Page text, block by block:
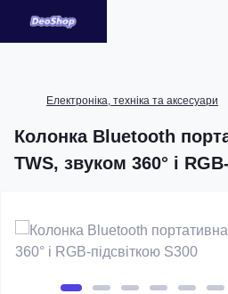
Електроніка, техніка та аксесуари
Колонка Bluetooth
TWS, звуком 360° і